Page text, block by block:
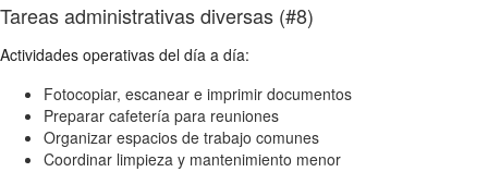
Tareas administrativas diversas (#8)
Actividades operativas del día a día:
Fotocopiar, escanear e imprimir documentos
Preparar cafetería para reuniones
Organizar espacios de trabajo comunes
Coordinar limpieza y mantenimiento menor